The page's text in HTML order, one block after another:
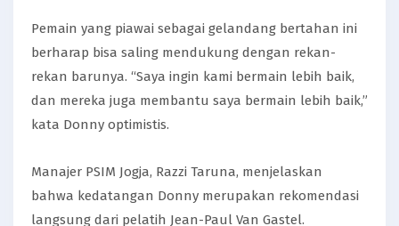
Pemain yang piawai sebagai gelandang bertahan ini
berharap bisa saling mendukung dengan rekan-
rekan barunya. “Saya ingin kami bermain lebih baik,
dan mereka juga membantu saya bermain lebih baik,”
kata Donny optimistis.
Manajer PSIM Jogja, Razzi Taruna, menjelaskan
bahwa kedatangan Donny merupakan rekomendasi
langsung dari pelatih Jean-Paul Van Gastel.